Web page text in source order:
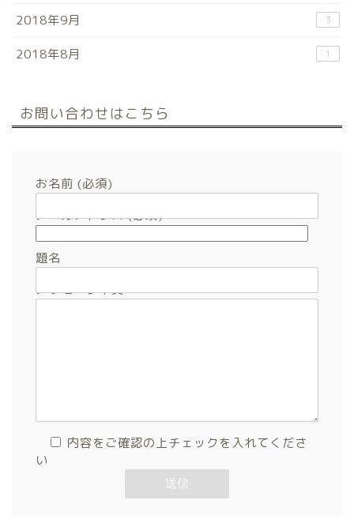
2018年9月 3
2018年8月 1
お問い合わせはこちら
お名前 (必須)
メールアドレス (必須)
題名
メッセージ本文
内容をご確認の上チェックを入れてくださ
い